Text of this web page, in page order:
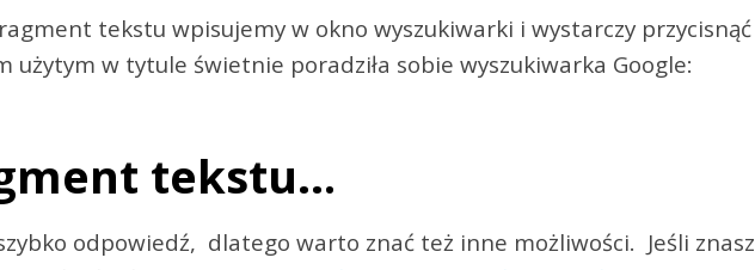
tekstu wpisujemy w okno wyszukiwarki i wystarczy przycisnąć
użytym w tytule świetnie poradziła sobie wyszukiwarka Google:
tekstu…
odpowiedź, dlatego warto znać też inne możliwości. Jeśli znasz